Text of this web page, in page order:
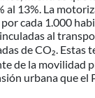
al 13%. La
cada 1.000
al
de CO₂. Estas
de la movilidad
urbana que el